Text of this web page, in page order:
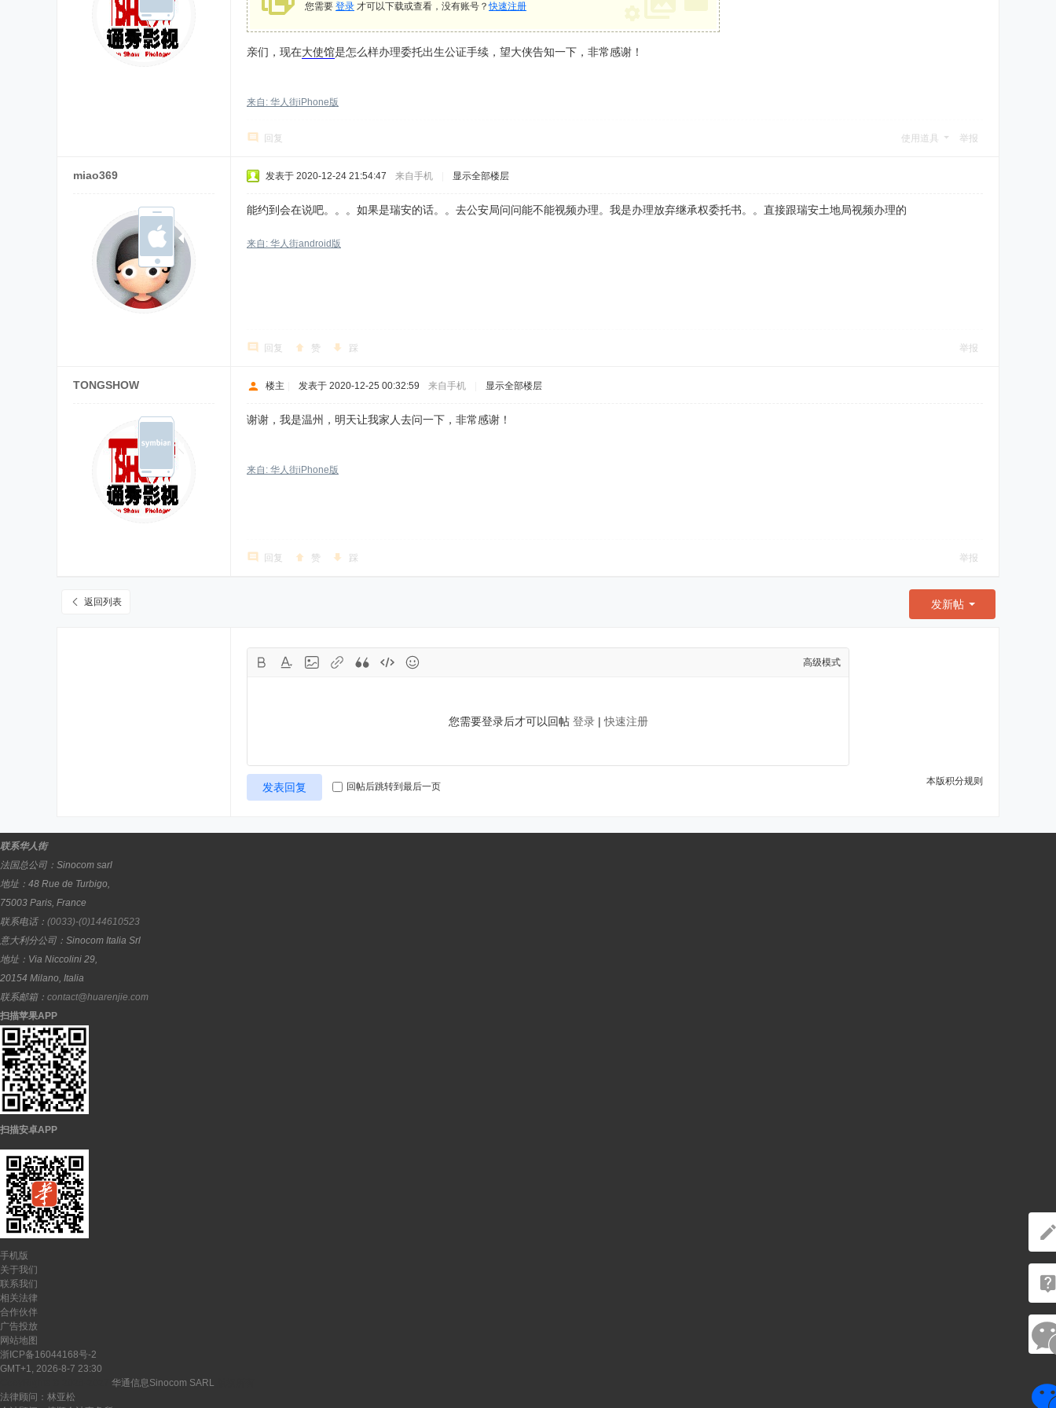
您需要 登录 才可以下载或查看，没有账号？快速注册
亲们，现在大使馆是怎么样办理委托出生公证手续，望大侠告知一下，非常感谢！
来自: 华人街iPhone版
回复 使用道具 举报
miao369 发表于 2020-12-24 21:54:47 来自手机 显示全部楼层
能约到会在说吧。。。如果是瑞安的话。。去公安局问问能不能视频办理。我是办理放弃继承权委托书。。直接跟瑞安土地局视频办理的
来自: 华人街android版
回复 赞 踩 举报
TONGSHOW 楼主 发表于 2020-12-25 00:32:59 来自手机 显示全部楼层
谢谢，我是温州，明天让我家人去问一下，非常感谢！
来自: 华人街iPhone版
回复 赞 踩 举报
返回列表 发新帖
高级模式
您需要登录后才可以回帖 登录|快速注册
本版积分规则
发表回复 回帖后跳转到最后一页
联系华人街
法国总公司： Sinocom sarl
地址： 48 Rue de Turbigo,
75003 Paris, France
联系电话： (0033)-(0)144610523
意大利分公司： Sinocom Italia Srl
地址： Via Niccolini 29,
20154 Milano, Italia
联系邮箱： contact@huarenjie.com
扫描苹果APP
扫描安卓APP
手机版
关于我们
联系我们
相关法律
合作伙伴
广告投放
网站地图
浙ICP备16044168号-2
GMT+1, 2026-8-7 23:30
华通信息Sinocom SARL
法律顾问：林亚松